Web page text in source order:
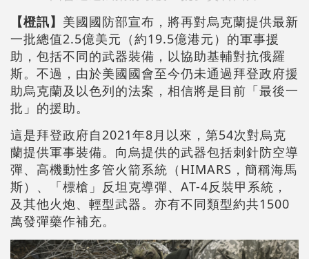
【橙訊】 美國國防部宣布，將再對烏克蘭提供最新
一批總值2.5億美元（約19.5億港元）的軍事援
助，包括不同的武器裝備，以協助基輔對抗俄羅
斯。不過，由於美國國會至今仍未通過拜登政府援
助烏克蘭及以色列的法案，相信將是目前「最後一
批」的援助。
這是拜登政府自2021年8月以來，第54次對烏克
蘭提供軍事裝備。向烏提供的武器包括刺針防空導
彈、高機動性多管火箭系統（HIMARS，簡稱海馬
斯）、「標槍」反坦克導彈、AT-4反裝甲系統，
及其他火炮、輕型武器。亦有不同類型約共1500
萬發彈藥作補充。